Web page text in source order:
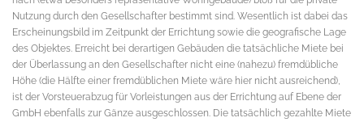
Nutzung durch den Gesellschafter bestimmt sind. Wesentlich ist dabei das
Erscheinungsbild im Zeitpunkt der Errichtung sowie die geografische Lage
des Objektes. Erreicht bei derartigen Gebäuden die tatsächliche Miete bei
der Überlassung an den Gesellschafter nicht eine (nahezu) fremdübliche
Höhe (die Hälfte einer fremdüblichen Miete wäre hier nicht ausreichend),
ist der Vorsteuerabzug für Vorleistungen aus der Errichtung auf Ebene der
GmbH ebenfalls zur Gänze ausgeschlossen. Die tatsächlich gezahlte Miete